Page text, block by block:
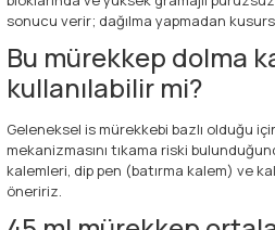
sonucu verir; dağılma yapmadan
Bu mürekkep dolma
kullanılabilir mi?
Geleneksel is mürekkebi bazlı olduğu
mekanizmasını tıkama riski
kalemleri, dip pen (batırma kalem) ve
öneririz.